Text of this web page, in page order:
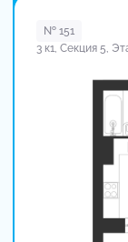
№ 151
3 к1, Секция 5,